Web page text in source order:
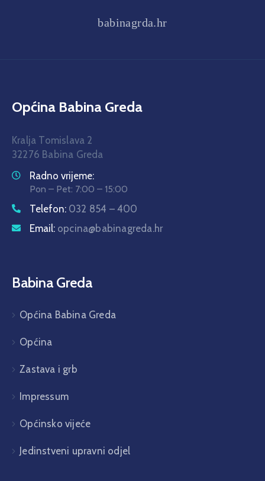
babinagrda.hr
Općina Babina Greda
Kralja Tomislava 2
32276 Babina Greda
Radno vrijeme:
Pon – Pet: 7:00 – 15:00
Telefon: 032 854 – 400
Email: opcina@babinagreda.hr
Babina Greda
Općina Babina Greda
Općina
Zastava i grb
Impressum
Općinsko vijeće
Jedinstveni upravni odjel